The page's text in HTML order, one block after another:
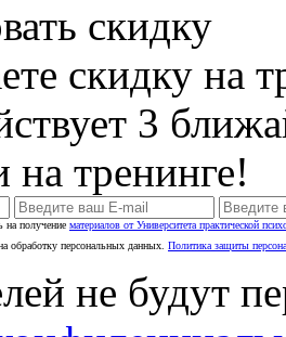
скидку
скидку на
3
на тренинге!
на получение материалов от Университета практической
обработку персональных данных. Политика защиты
не будут